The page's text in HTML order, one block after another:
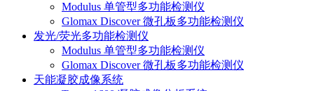
Modulus 单管型多功能检测仪
Glomax Discover 微孔板多功能检测仪
发光/荧光多功能检测仪
Modulus 单管型多功能检测仪
Glomax Discover 微孔板多功能检测仪
天能凝胶成像系统